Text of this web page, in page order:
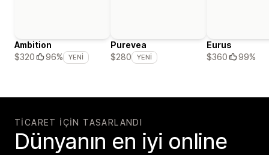
Ambition
$320
96% YENI
Purevea
$280
YENI
Eurus
$360
99%
TICARET IÇIN TASARLANDI
Dünyanın en iyi online